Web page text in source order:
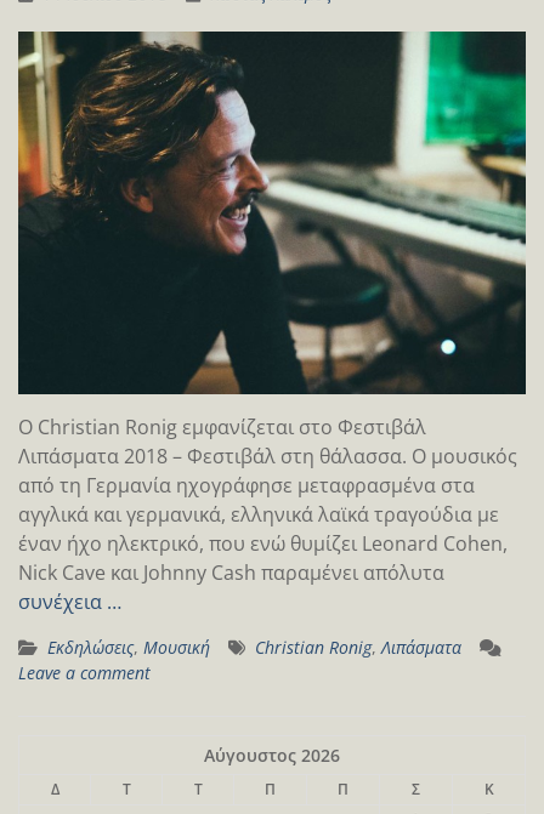
Ο Christian Ronig εμφανίζεται στο Φεστιβάλ
Λιπάσματα 2018 – Φεστιβάλ στη θάλασσα. Ο μουσικός
από τη Γερμανία ηχογράφησε μεταφρασμένα στα
αγγλικά και γερμανικά, ελληνικά λαϊκά τραγούδια με
έναν ήχο ηλεκτρικό, που ενώ θυμίζει Leonard Cohen,
Nick Cave και Johnny Cash παραμένει απόλυτα
συνέχεια …
Εκδηλώσεις, Μουσική Christian Ronig, Λιπάσματα
Leave a comment
Αύγουστος 2026
Δ Τ Τ Π Π Σ
Κ